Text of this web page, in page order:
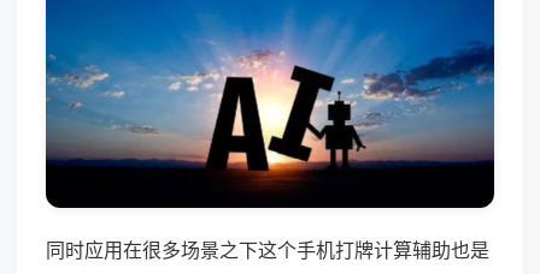
同时应用在很多场景之下这个手机打牌计算辅助也是